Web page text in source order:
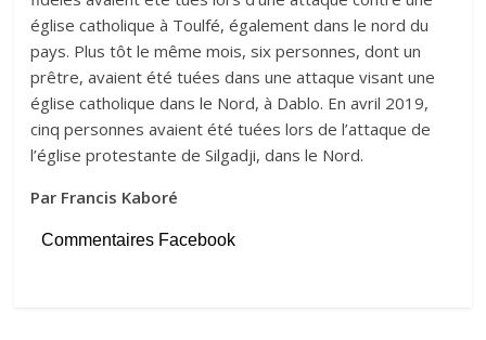
église catholique à Toulfé, également dans le nord du
pays. Plus tôt le même mois, six personnes, dont un
prêtre, avaient été tuées dans une attaque visant une
église catholique dans le Nord, à Dablo. En avril 2019,
cinq personnes avaient été tuées lors de l’attaque de
l’église protestante de Silgadji, dans le Nord.
Par Francis Kaboré
Commentaires Facebook